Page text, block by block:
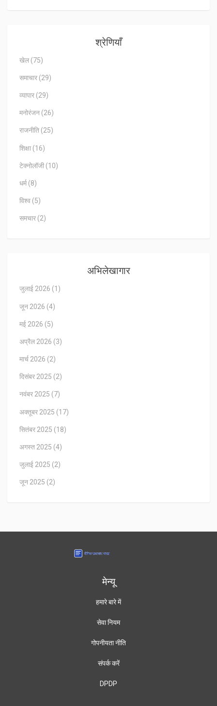
श्रेणियाँ
खेल (75)
समाचार (29)
व्यापार (29)
मनोरंजन (26)
राजनीति (25)
शिक्षा (16)
टेक्नोलॉजी (10)
धर्म (8)
विश्व (5)
समचार (2)
अभिलेखागार
जुलाई 2026 (1)
जून 2026 (4)
मई 2026 (5)
अप्रैल 2026 (3)
मार्च 2026 (2)
दिसंबर 2025 (2)
नवंबर 2025 (7)
अक्तूबर 2025 (17)
सितंबर 2025 (18)
अगस्त 2025 (4)
जुलाई 2025 (2)
जून 2025 (2)
मेन्यू
हमारे बारे में
सेवा नियम
गोपनीयता नीति
संपर्क करें
DPDP